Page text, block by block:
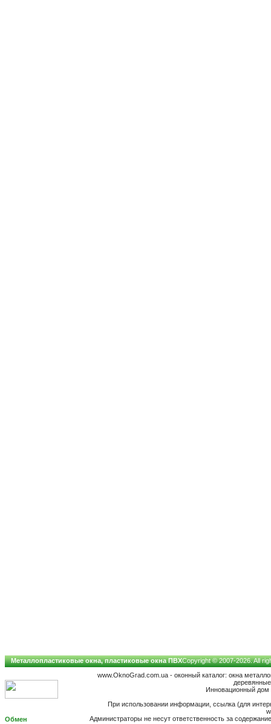
Металлопластиковые окна, пластиковые окна ПВХCopyright © 2007-2026. All
www.OknoGrad.com.ua - оконный каталог: окна
Инновационный дом
При использовании информации, ссылка (для
Администраторы не несут ответственность за
Обмен